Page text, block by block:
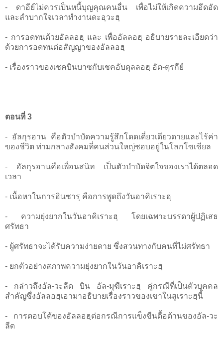
- ดาอีย์ไม่ควรเป็นหนี้บุญคุณคนอื่น เพื่อไม่ให้เกิดความอึดอัด
และลำบากใจเวลาทำงานดะอฺวะฮฺ
- การอดทนด้วยอัลลอฮฺ และ เพื่ออัลลอฮฺ อธิบายรายละเอียดว่า
ด้วยการอดทนต่อสัญญาของอัลลอฮฺ
- เรื่องราวของเชคบินบาซกับเชคอับดุลลอฮฺ อัต-ตุรกีย์
ตอนที่ 3
- อัลกุรอาน คือตัวบำบัดความรู้สึกโดดเดี่ยวเดียวดายและไร้ค่า
ของชีวิต ท่ามกลางสังคมที่คนส่วนใหญ่ชอบอยู่ในโลกโซเชียล
- อัลกุรอานคือเพื่อนสนิท เป็นตัวบำบัดจิตใจของเราได้ตลอด
เวลา
- เนื้อหาในการอินซารฺ คือการพูดถึงวันอาคิเราะฮฺ
- ความยุ่งยากในวันอาคิเราะฮฺ โดยเฉพาะบรรดาผู้ปฏิเสธ
ศรัทธา
- ผู้ศรัทธาจะได้รับความง่ายดาย ซึ่งสวนทางกับคนที่ไม่ศรัทธา
- ยกตัวอย่างสภาพความยุ่งยากในวันอาคิเราะฮฺ
- กล่าวถึงอัล-วะลีด บิน อัล-มุฆีเราะฮฺ คู่กรณีที่เป็นตัวบุคคล
สำคัญซึ่งอัลลอฮฺเอามาอธิบายเรื่องราวของเขาในสูเราะฮฺนี้
- การตอบโต้ของอัลลอฮฺต่อกรณีการแข็งขืนดื้อด้านของอัล-วะ
ลีด